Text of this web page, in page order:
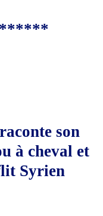
son
à cheval et
Syrien